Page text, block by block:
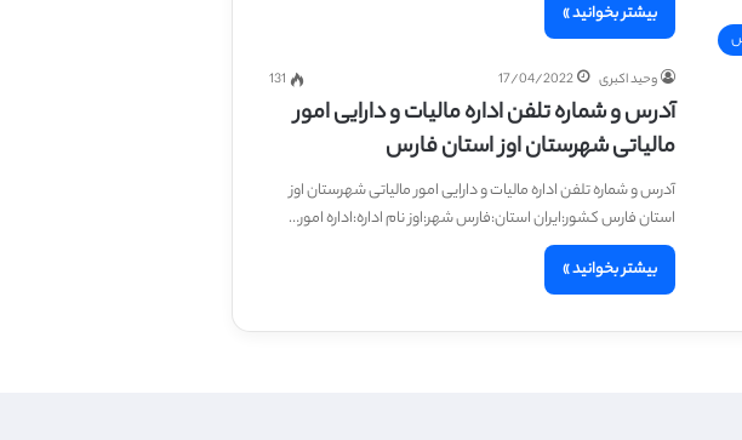
بیشتر بخوانید »
وحید اکبری 17/04/2022
131
آدرس و شماره تلفن اداره مالیات و دارایی امور
مالیاتی شهرستان اوز استان فارس
آدرس و شماره تلفن اداره مالیات و دارایی امور مالیاتی شهرستان اوز
استان فارس کشور:ایران استان:فارس شهر:اوز نام اداره:اداره امور…
بیشتر بخوانید »